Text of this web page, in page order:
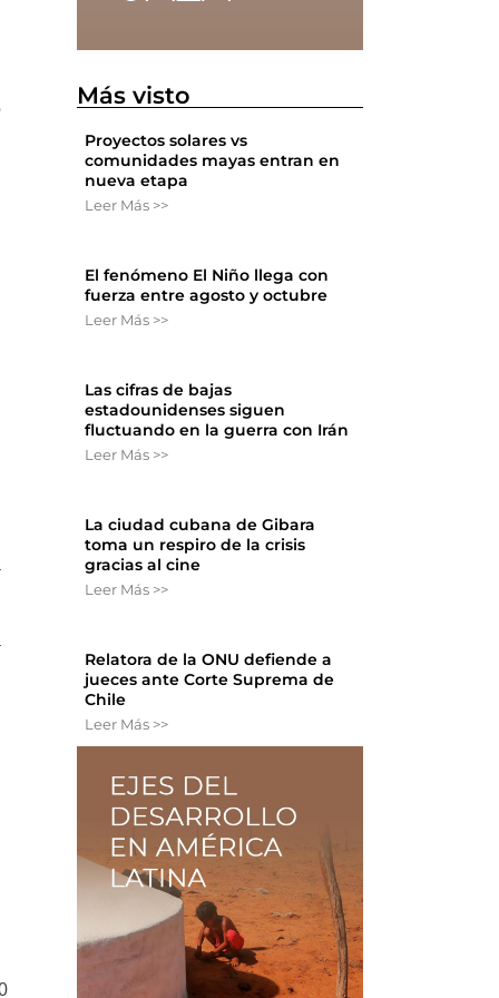
Más visto
Proyectos solares vs
comunidades mayas entran en
nueva etapa
Leer Más >>
El fenómeno El Niño llega con
fuerza entre agosto y octubre
Leer Más >>
Las cifras de bajas
estadounidenses siguen
fluctuando en la guerra con Irán
Leer Más >>
La ciudad cubana de Gibara
toma un respiro de la crisis
gracias al cine
Leer Más >>
Relatora de la ONU defiende a
jueces ante Corte Suprema de
Chile
Leer Más >>